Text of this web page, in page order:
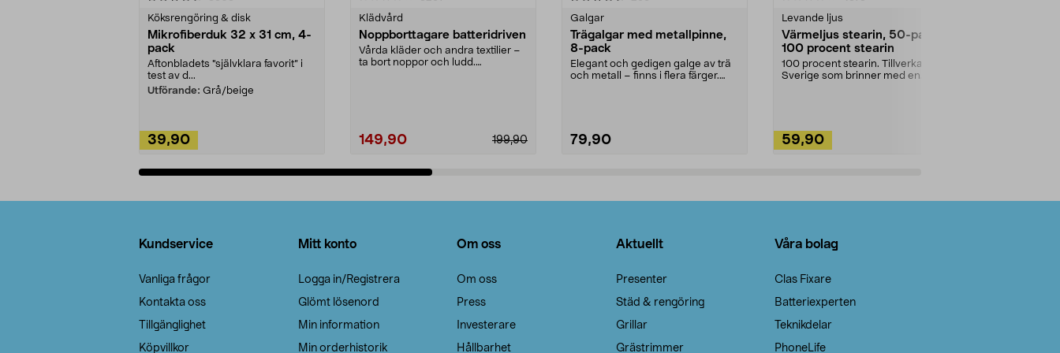
Köksrengöring & disk
Mikrofiberduk 32 x 31 cm, 4-
pack
Aftonbladets "självklara favorit” i
test av d...
Utförande: Grå/beige
39,90
Klädvård
Noppborttagare batteridriven
Vårda kläder och andra textilier –
ta bort noppor och ludd.
199,90
149,90
Galgar
Trägalgar med metallpinne,
8-pack
Elegant och gedigen galge av trä
och metall – finns i flera färger.
79,90
Levande ljus
Värmeljus stearin, 50-pack,
100 procent stearin
100 procent stearin. Tillverkade i
Sverige som brinner med en
59,90
Kundservice
Vanliga frågor
Kontakta oss
Tillgänglighet
Köpvillkor
Mitt konto
Logga in/Registrera
Glömt lösenord
Min information
Min orderhistorik
Om oss
Om oss
Press
Investerare
Hållbarhet
Aktuellt
Presenter
Städ & rengöring
Grillar
Grästrimmer
Våra bolag
Clas Fixare
Batteriexperten
Teknikdelar
PhoneLife